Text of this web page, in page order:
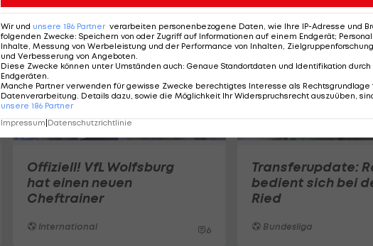
Offiziell! VfL Wolfsburg
hat einen neuen
Cheftrainer
International 6
Transferupdate:
bedient sich bei
Ried
Bundesliga
Wir und unsere 186 Partner verarbeiten personenbezogene Daten, wie Ihre IP-Adresse und
folgenden Zwecke: Speichern von oder Zugriff auf Informationen auf einem Endgerät;
Inhalte, Messung von Werbeleistung und der Performance von Inhalten,
und Verbesserung von Angeboten.
Diese Zwecke können unter Umständen auch: Genaue Standortdaten und Identifikation durch
Endgeräten.
Manche Partner verwenden für gewisse Zwecke berechtigtes Interesse als Rechtsgrundlage
Datenverarbeitung. Details dazu, sowie die Möglichkeit Ihr Widerspruchsrecht auszuüben,
unsere 186 Partner
Impressum Datenschutzrichtlinie